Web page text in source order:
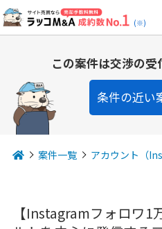
(※)
この案件は交渉の受
条件の近い
案件一覧 アカウント（
【Instagramフォロワ